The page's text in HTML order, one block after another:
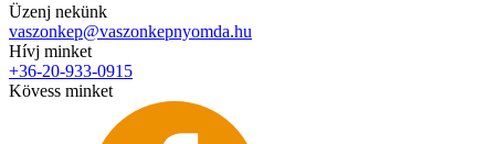
Üzenj nekünk
vaszonkep@vaszonkepnyomda.hu
Hívj minket
+36-20-933-0915
Kövess minket